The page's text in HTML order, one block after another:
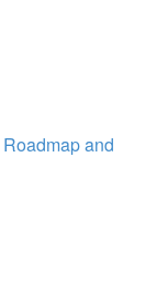
Roadmap and